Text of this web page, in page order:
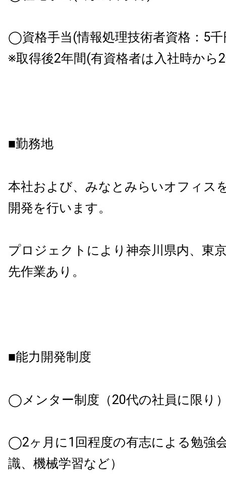
◯資格手当(情報処理技術者資格：5
※取得後2年間(有資格者は入社時から
■勤務地
本社および、みなとみらいオフィス
開発を行います。
プロジェクトにより神奈川県内、東
先作業あり。
■能力開発制度
◯メンター制度（20代の社員に限り
◯2ヶ月に1回程度の有志による勉強
識、機械学習など）